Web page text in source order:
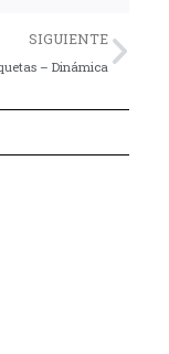
SIGUIENTE
– Dinámica